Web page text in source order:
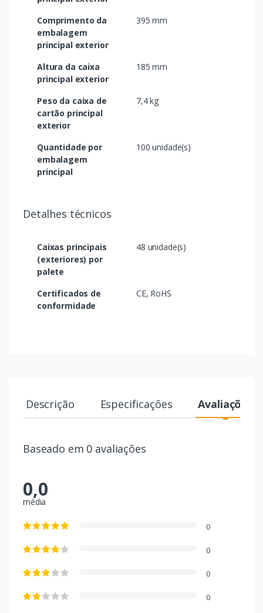
Comprimento da
embalagem
principal exterior
395 mm
Altura da caixa
principal exterior
185 mm
Peso da caixa de
cartão principal
exterior
7,4 kg
Quantidade por
embalagem
principal
100 unidade(s)
Detalhes técnicos
Caixas principais
(exteriores) por
palete
48 unidade(s)
Certificados de
conformidade
CE, RoHS
Descrição Especificações Avaliações
Baseado em 0 avaliações
0,0
média
0
0
0
0